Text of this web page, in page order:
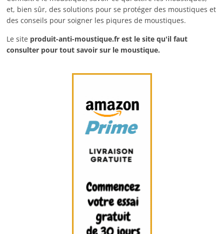
et, bien sûr, des solutions pour se protéger des moustiques et
des conseils pour soigner les piqures de moustiques.
Le site produit-anti-moustique.fr est le site qu'il faut
consulter pour tout savoir sur le moustique.